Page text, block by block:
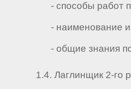
- способы работ
- наименование и
- общие знания по
1.4. Лаглинщик 2-го